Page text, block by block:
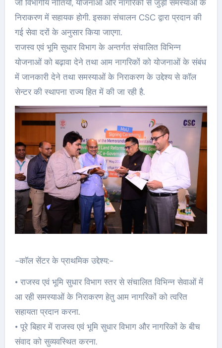
जो विभागीय नीतियों, योजनाओं और नागरिकों से जुड़ी समस्याओं के
निराकरण में सहायक होगी. इसका संचालन CSC द्वारा प्रदान की
गई सेवा दरों के अनुसार किया जाएगा.
राजस्व एवं भूमि सुधार विभाग के अन्तर्गत संचालित विभिन्न
योजनाओं को बढ़ावा देने तथा आम नागरिकों को योजनाओं के संबंध
में जानकारी देने तथा समस्याओं के निराकरण के उद्देश्य से कॉल
सेन्टर की स्थापना राज्य हित में की जा रही है.
-कॉल सेंटर के प्राथमिक उद्देश्य:-
• राजस्व एवं भूमि सुधार विभाग स्तर से संचालित विभिन्न सेवाओं में
आ रही समस्याओं के निराकरण हेतु आम नागरिकों को त्वरित
सहायता प्रदान करना.
• पूरे बिहार में राजस्व एवं भूमि सुधार विभाग और नागरिकों के बीच
संवाद को सुव्यवस्थित करना.